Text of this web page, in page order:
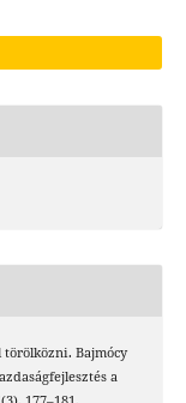
törölközni. Bajmócy
a